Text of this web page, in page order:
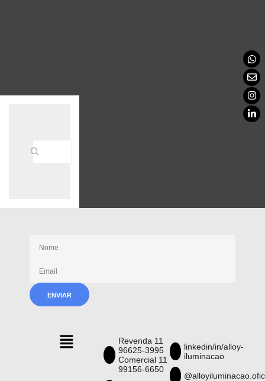
Revenda 11
96625-3995
Comercial 11
99156-6650
linkedin/in/alloy-
iluminacao